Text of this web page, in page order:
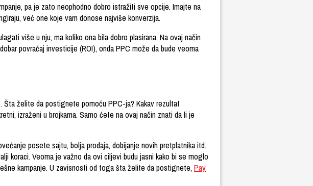
pa je zato neophodno dobro istražiti sve opcije. Imajte na
već one koje vam donose najviše konverzija.
više u nju, ma koliko ona bila dobro plasirana. Na ovaj način
povraćaj investicije (ROI), onda PPC može da bude veoma
želite da postignete pomoću PPC-ja? Kakav rezultat
izraženi u brojkama. Samo ćete na ovaj način znati da li je
posete sajtu, bolja prodaja, dobijanje novih pretplatnika itd.
koraci. Veoma je važno da ovi ciljevi budu jasni kako bi se moglo
kampanje. U zavisnosti od toga šta želite da postignete, Pay